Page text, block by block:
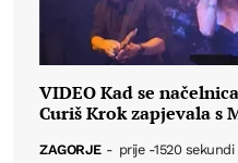
VIDEO Kad se
Curiš Krok zapjevala s
ZAGORJE - prije -1520 sekundi